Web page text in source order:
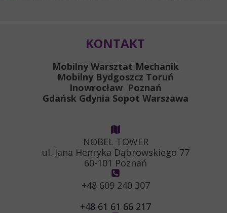
KONTAKT
Mobilny Warsztat Mechanik
Mobilny Bydgoszcz Toruń
Inowrocław Poznań
Gdańsk Gdynia Sopot Warszawa
NOBEL TOWER
ul. Jana Henryka Dąbrowskiego 77
60-101 Poznań
+48 609 240 307
+48 61 61 66 217